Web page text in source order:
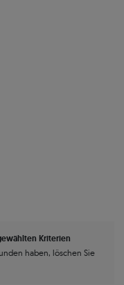
Kriterien
haben, löschen Sie